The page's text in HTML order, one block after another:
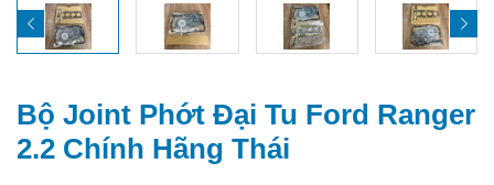
Bộ Joint Phớt Đại Tu Ford Ranger
2.2 Chính Hãng Thái